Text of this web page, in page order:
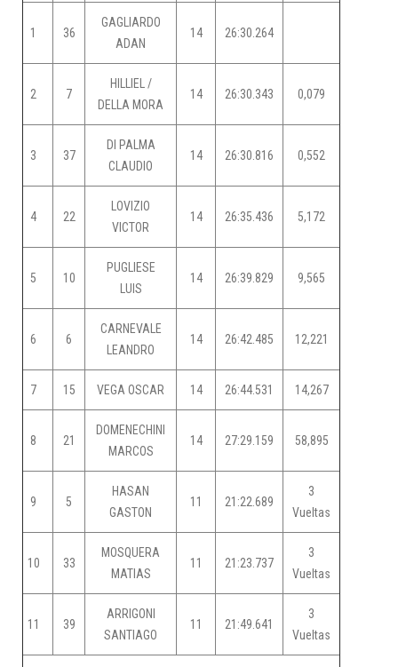
1 36
GAGLIARDO
ADAN
14 26:30.264
2 7
HILLIEL /
DELLA MORA
14 26:30.343 0,079
3 37
DI PALMA
CLAUDIO
14 26:30.816 0,552
4 22
LOVIZIO
VICTOR
14 26:35.436 5,172
5 10
PUGLIESE
LUIS
14 26:39.829 9,565
6 6
CARNEVALE
LEANDRO
14 26:42.485 12,221
7 15 VEGA OSCAR 14 26:44.531 14,267
8 21
DOMENECHINI
MARCOS
14 27:29.159 58,895
9 5
HASAN
GASTON
11 21:22.689
3
Vueltas
10 33
MOSQUERA
MATIAS
11 21:23.737
3
Vueltas
11 39
ARRIGONI
SANTIAGO
11 21:49.641
3
Vueltas